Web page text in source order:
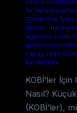
Leave a
ile dijtal
Chatbot ile Satış
ticaret, dijital
eğitimde
müşteri
Yapay Zeka
By Hardlex
KOBİ’ler İçin
Nasıl?
(KOBİ’ler),